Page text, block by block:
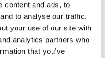
content and ads, to
to analyse our traffic.
your use of our site with
analytics partners who
that you’ve
Thule Yepp harness clip
clip para arnés negro